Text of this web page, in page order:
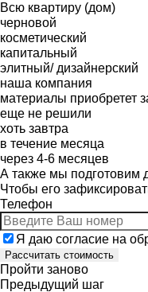
Всю квартиру (дом)
черновой
косметический
капитальный
элитный/ дизайнерский
наша компания
материалы приобретет
еще не решили
хоть завтра
в течение месяца
через 4-6 месяцев
А также мы подготовим
Чтобы его
Телефон
Я даю согласие на
Рассчитать стоимость
Пройти заново
Предыдущий шаг